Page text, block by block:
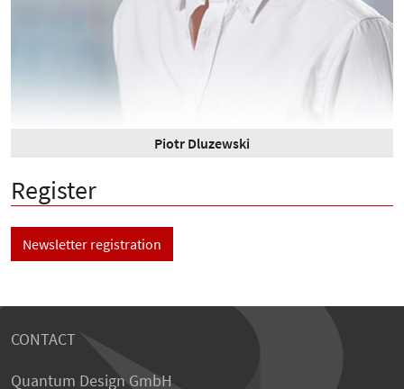
Piotr Dluzewski
Register
Newsletter registration
CONTACT
Quantum Design GmbH